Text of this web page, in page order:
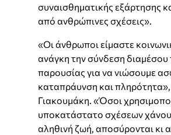
συναισθηματικής εξάρτησης
από ανθρώπινες σχέσεις».
«Οι άνθρωποι είμαστε
ανάγκη την σύνδεση διαμέσου
παρουσίας για να νιώσουμε
καταπράυνση και πληρότητα»,
Γιακουμάκη. «Όσοι
υποκατάστατο σχέσεων
αληθινή ζωή, αποσύρονται κι